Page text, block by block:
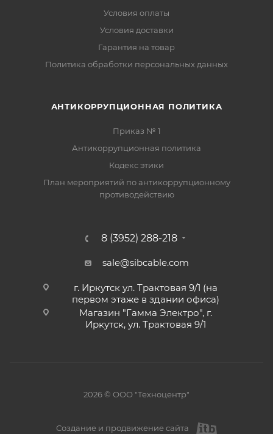
Условия оплаты
Условия доставки
Гарантия на товар
Политика обработки персональных данных
АНТИКОРРУПЦИОННАЯ ПОЛИТИКА
Приказ № 1
Антикоррупционная политика
Кодекс этики
План мероприятий по антикоррупционному
противодействию
8 (3952) 288-218
sale@sibcable.com
г. Иркутск ул. Трактовая 9/1 (на
первом этаже в здании офиса)
Магазин "Гамма Электро", г.
Иркутск, ул. Трактовая 9/1
2026 © ООО "Техноцентр"
Создание и продвижение сайта